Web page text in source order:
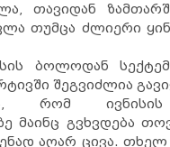
თავიდან
თუმცა ძლიერი
ბოლოდან
შეგვიძლია
რომ
მაინც გვხვდება
აღარ ცივა. თხელ